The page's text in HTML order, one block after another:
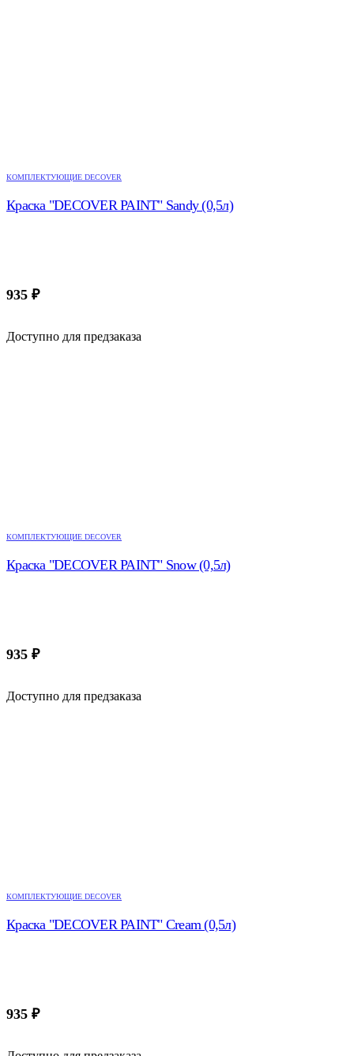
КОМПЛЕКТУЮЩИЕ DECOVER
Краска "DECOVER PAINT" Sandy (0,5л)
935 ₽
Доступно для предзаказа
КОМПЛЕКТУЮЩИЕ DECOVER
Краска "DECOVER PAINT" Snow (0,5л)
935 ₽
Доступно для предзаказа
КОМПЛЕКТУЮЩИЕ DECOVER
Краска "DECOVER PAINT" Cream (0,5л)
935 ₽